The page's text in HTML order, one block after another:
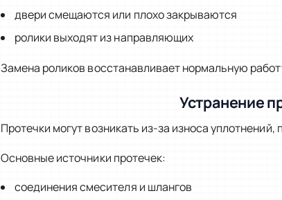
двери смещаются или плохо закрываются
ролики выходят из направляющих
Замена роликов восстанавливает нормальную
Устранение
Протечки могут возникать из-за износа
Основные источники протечек:
соединения смесителя и шлангов